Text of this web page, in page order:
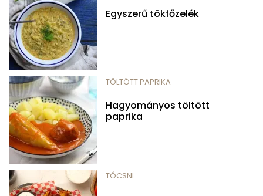
Egyszerű tökfőzelék
TÖLTÖTT PAPRIKA
Hagyományos töltött
paprika
TÓCSNI